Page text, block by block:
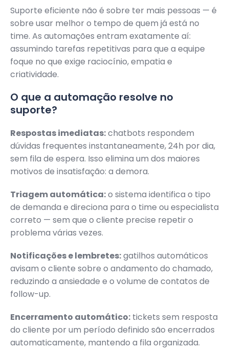
Suporte eficiente não é sobre ter mais pessoas — é
sobre usar melhor o tempo de quem já está no
time. As automações entram exatamente aí:
assumindo tarefas repetitivas para que a equipe
foque no que exige raciocínio, empatia e
criatividade.
O que a automação resolve no
suporte?
Respostas imediatas:chatbots respondem
dúvidas frequentes instantaneamente, 24h por dia,
sem fila de espera. Isso elimina um dos maiores
motivos de insatisfação: a demora.
Triagem automática:o sistema identifica o tipo
de demanda e direciona para o time ou especialista
correto — sem que o cliente precise repetir o
problema várias vezes.
Notificações e lembretes:gatilhos automáticos
avisam o cliente sobre o andamento do chamado,
reduzindo a ansiedade e o volume de contatos de
follow-up.
Encerramento automático: tickets sem resposta
do cliente por um período definido são encerrados
automaticamente, mantendo a fila organizada.